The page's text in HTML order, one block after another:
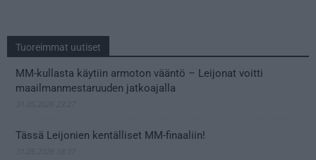
Tuoreimmat uutiset
MM-kullasta käytiin armoton vääntö – Leijonat voitti
maailmanmestaruuden jatkoajalla
Tässä Leijonien kentälliset MM-finaaliin!